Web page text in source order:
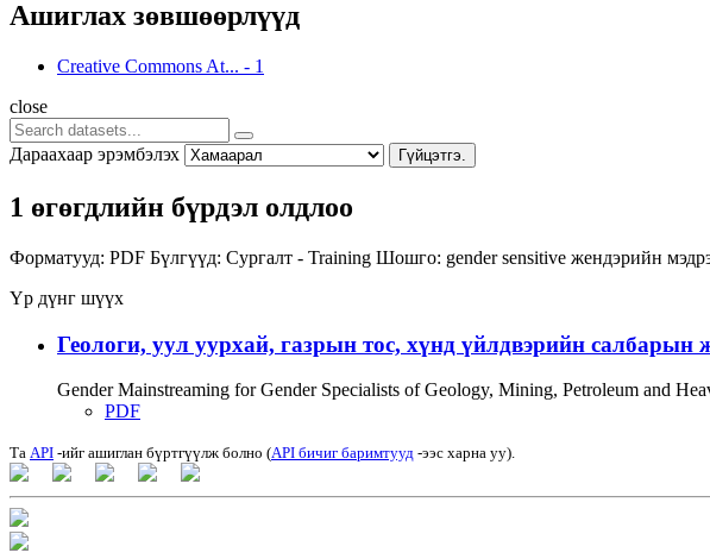
Ашиглах зөвшөөрлүүд
Creative Commons At... - 1
close
Дараахаар эрэмбэлэх Гүйцэтгэ.
1 өгөгдлийн бүрдэл олдлоо
Форматууд: PDF Бүлгүүд: Сургалт - Training Шошго: gender sensitive жендэрийн
Үр дүнг шүүх
Геологи, уул уурхай, газрын тос, хүнд үйлдвэрийн салбарын
Gender Mainstreaming for Gender Specialists of Geology, Mining, Petroleum and
PDF
Та API -ийг ашиглан бүртгүүлж болно (API бичиг баримтууд -ээс харна уу).